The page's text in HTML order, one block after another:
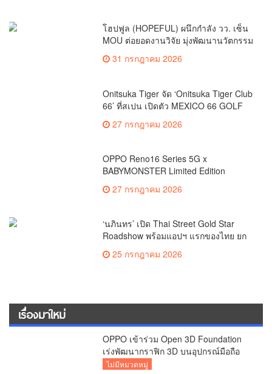
โฮปฟูล (HOPEFUL) ผนึกกำลัง วว. เซ็น
MOU ต่อยอดงานวิจัย มุ่งพัฒนานวัตกรรม
โภชนาการ 4 กลุ่มโรคเรื้อรัง หนุน
สมุนไพรไทยสร้างความมั่นคงด้าน
31 กรกฎาคม 2026
Onitsuka Tiger จัด ‘Onitsuka Tiger Club
66’ ที่สเปน เปิดตัว MEXICO 66 GOLF
27 กรกฎาคม 2026
OPPO Reno16 Series 5G x
BABYMONSTER Limited Edition
เอ็กซ์คลูซีฟ
27 กรกฎาคม 2026
‘นภินทร’ เปิด Thai Street Gold Star
Roadshow พร้อมแอปฯ แรกของไทย ยก
ระดับสตรีทฟู้ดสู่เวทีโลก
25 กรกฎาคม 2026
เรื่องมาใหม่
OPPO เข้าร่วม Open 3D Foundation
เร่งพัฒนากราฟิก 3D บนอุปกรณ์มือถือ
ไม่มีหมวดหมู่